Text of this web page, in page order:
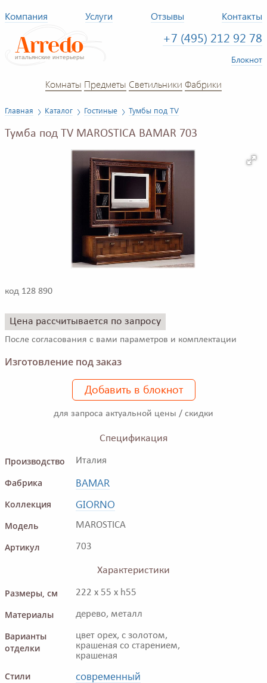
Компания Услуги Отзывы Контакты
+7 (495) 212 92 78
Блокнот
Комнаты Предметы Светильники Фабрики
Главная Каталог Гостиные Тумбы под TV
Тумба под TV MAROSTICA BAMAR 703
код 128 890
Цена рассчитывается по запросу
После согласования с вами параметров и комплектации
Изготовление под заказ
Добавить в блокнот
для запроса актуальной цены / скидки
Спецификация
Производство
Италия
Фабрика BAMAR
Коллекция GIORNO
Модель MAROSTICA
Артикул 703
Характеристики
Размеры, см
222 x 55 x h55
Материалы дерево, металл
Варианты
отделки
цвет орех, с золотом,
крашеная со старением,
крашеная
Стили современный